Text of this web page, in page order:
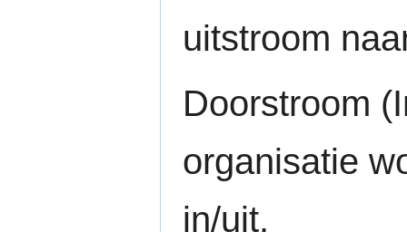
uitstroom
Doorstroom
organisatie
in/uit.